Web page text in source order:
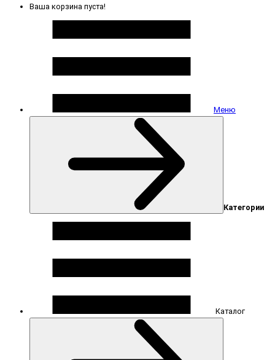
Ваша корзина пуста!
Меню
Категории
Каталог